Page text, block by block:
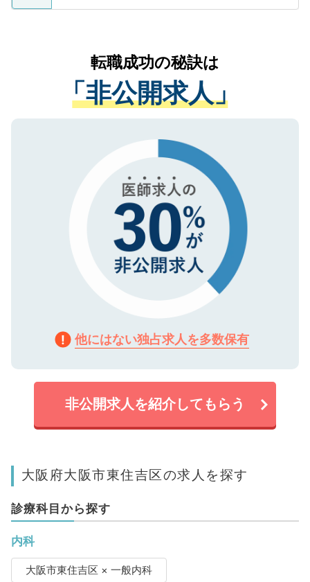
ているすべての個人データはご本人の許可
は、個人情報の取り扱いについての厳密な
管理基準を満たした事業者のみに付与され
る、プライバシーマークを取得済みです。
で、機密保持に関してもご安心ください。
かがいして、現在の医療機関の状況や紹介
経験をまじえながら、適切なアドバイスを
させていただきます。すぐにご転職をされ
ない方には、長期的なサポートが可能です
ので、まずはご登録ください。
転職成功の秘訣は
「非公開求人」
他にはない独占求人を多数保有
非公開求人を紹介してもらう
大阪府大阪市東住吉区の求人を探す
診療科目から探す
内科
大阪市東住吉区 × 一般内科